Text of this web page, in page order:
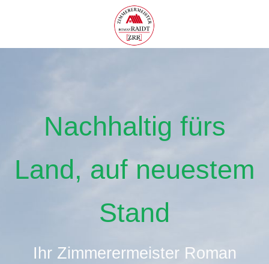
Nachhaltig fürs
Land, auf neuestem
Stand
Ihr Zimmerermeister Roman